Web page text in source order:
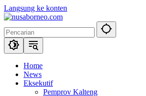
Langsung ke konten
Home
News
Eksekutif
Pemprov Kalteng